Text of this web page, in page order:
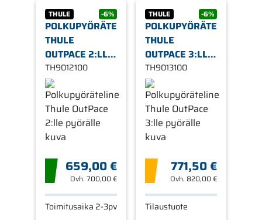
THULE -6%
POLKUPYÖRÄTELINE
THULE
OUTPACE 2:LLE
PYÖRÄLLE
TH9012100
659,00 €
Ovh. 700,00 €
Toimitusaika 2-3pv
THULE -6%
POLKUPYÖRÄTELINE
THULE
OUTPACE 3:LLE
PYÖRÄLLE
TH9013100
771,50 €
Ovh. 820,00 €
Tilaustuote